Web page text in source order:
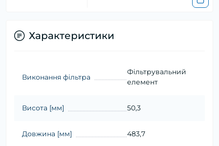
Характеристики
Виконання фільтра
Фільтрувальний
елемент
Висота [мм] 50,3
Довжина [мм] 483,7